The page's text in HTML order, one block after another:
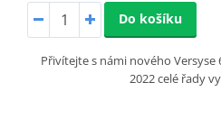
Do košíku
Přivítejte s námi nového
2022 celé řady